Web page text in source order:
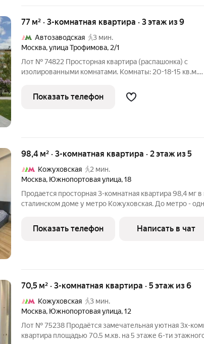
77 м² · 3-комнатная квартира · 3 этаж из 9
Автозаводская
3 мин.
Москва,улица Трофимова, 2/1
Лот № 74822 Просторная квартира (распашонка) с
изолированными комнатами. Комнаты: 20-18-15 кв.м.
необходимости, планировку можно изменить, т.к.
квартиры нет несущих стен. Кухонная плита газовая.
Показать телефон
98,4 м² · 3-комнатная квартира · 2 этаж из 5
Кожуховская
2 мин.
Москва, Южнопортовая улица,18
Продается просторная 3-комнатная квартира 98,4 мг
сталинском доме у метро Кожуховская. До метро -
ремонт от черновой до чистовой отделки, заменены
Показать телефон Написать в чат
70,5 м² · 3-комнатная квартира · 5 этаж из 6
Кожуховская
3 мин.
Москва, Южнопортовая улица,12
Лот № 75238 Продаётся замечательная уютная 3х-
квартира площадью 70.5 м.кв. на 5 этаже 6-ти